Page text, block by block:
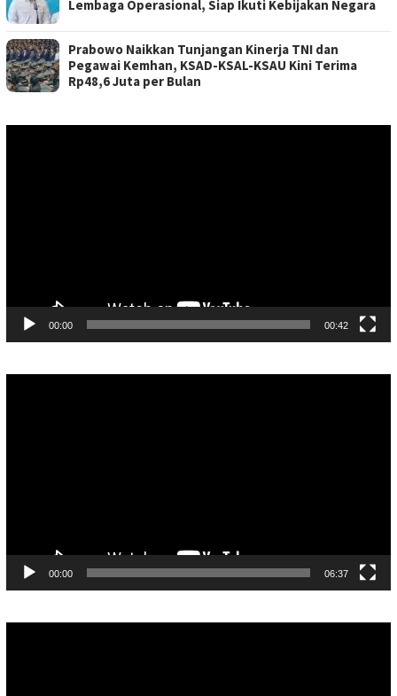
Lembaga Operasional, Siap Ikuti Kebijakan Negara
Prabowo Naikkan Tunjangan Kinerja TNI dan
Pegawai Kemhan, KSAD-KSAL-KSAU Kini Terima
Rp48,6 Juta per Bulan
00:00 00:42
00:00 06:37